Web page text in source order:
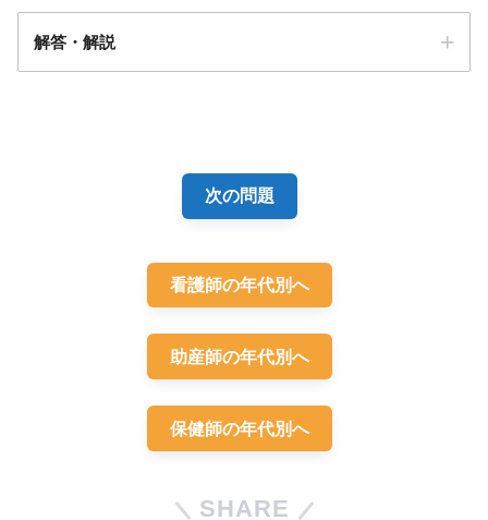
血友病
解答・解説
次の問題
看護師の年代別へ
助産師の年代別へ
保健師の年代別へ
SHARE